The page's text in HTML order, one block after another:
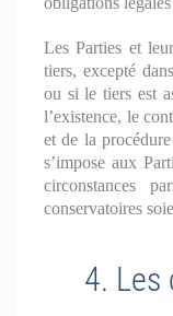
Les Parties et
tiers, excepté
ou si le tiers est
l’existence, le
et de la
s’impose aux
circonstances
conservatoires
4. Les